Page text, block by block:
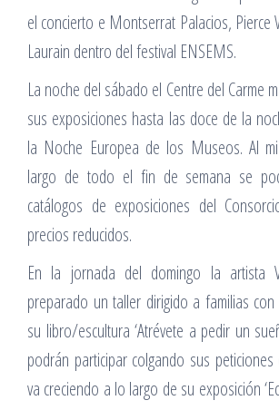
el concierto e Montserrat Palacios, Pierce
Laurain dentro del festival ENSEMS.
La noche del sábado el Centre del Carme
sus exposiciones hasta las doce de la
la Noche Europea de los Museos. Al
largo de todo el fin de semana se
catálogos de exposiciones del
precios reducidos.
En la jornada del domingo la artista
preparado un taller dirigido a familias
su libro/escultura ‘Atrévete a pedir un
podrán participar colgando sus
va creciendo a lo largo de su exposición